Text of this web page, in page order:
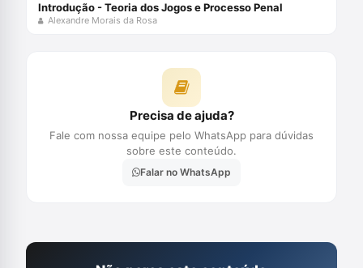
Introdução - Teoria dos Jogos e Processo Penal
Alexandre Morais da Rosa
Precisa de ajuda?
Fale com nossa equipe pelo WhatsApp para dúvidas
sobre este conteúdo.
Falar no WhatsApp